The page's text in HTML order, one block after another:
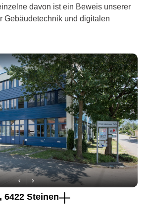
davon ist ein Beweis unserer
Gebäudetechnik und digitalen
6422 Steinen